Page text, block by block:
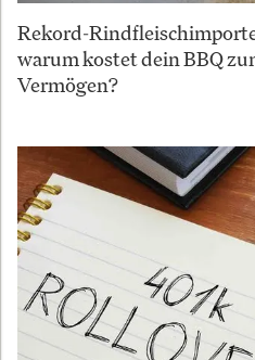
Rekord-
warum kostet dein BBQ
Vermögen?